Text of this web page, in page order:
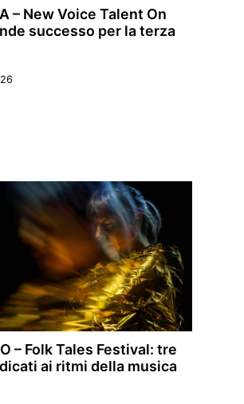
– New Voice Talent On
successo per la terza
– Folk Tales Festival: tre
ai ritmi della musica